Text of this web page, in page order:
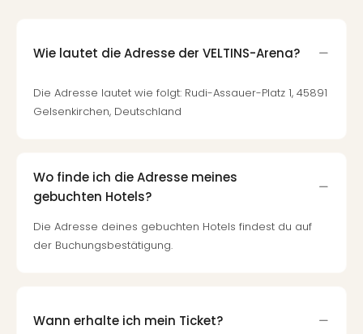
Wie lautet die Adresse der VELTINS-Arena?
Die Adresse lautet wie folgt: Rudi-Assauer-Platz 1, 45891
Gelsenkirchen, Deutschland
Wo finde ich die Adresse meines
gebuchten Hotels?
Die Adresse deines gebuchten Hotels findest du auf
der Buchungsbestätigung.
Wann erhalte ich mein Ticket?